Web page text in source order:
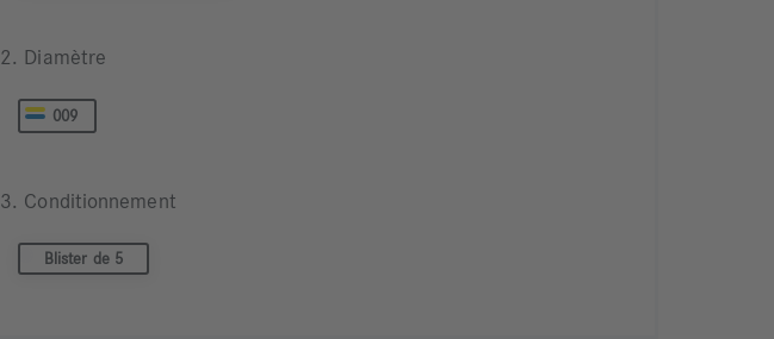
2. Diamètre
009
3. Conditionnement
Blister de 5